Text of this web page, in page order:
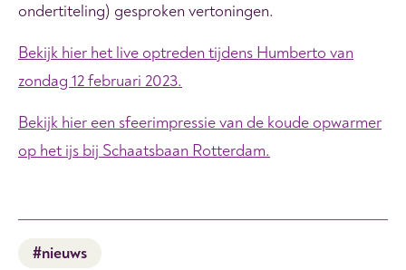
ondertiteling) gesproken vertoningen.
Bekijk hier het live optreden tijdens Humberto van
zondag 12 februari 2023.
Bekijk hier een sfeerimpressie van de koude opwarmer
op het ijs bij Schaatsbaan Rotterdam.
#nieuws